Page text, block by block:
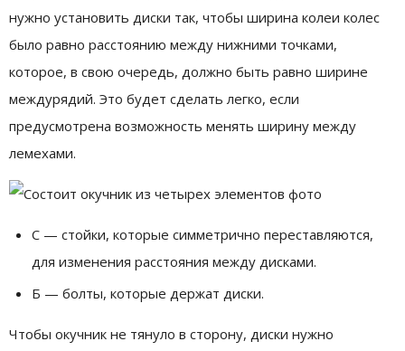
нужно установить диски так, чтобы ширина колеи колес
было равно расстоянию между нижними точками,
которое, в свою очередь, должно быть равно ширине
междурядий. Это будет сделать легко, если
предусмотрена возможность менять ширину между
лемехами.
С — стойки, которые симметрично переставляются,
для изменения расстояния между дисками.
Б — болты, которые держат диски.
Чтобы окучник не тянуло в сторону, диски нужно